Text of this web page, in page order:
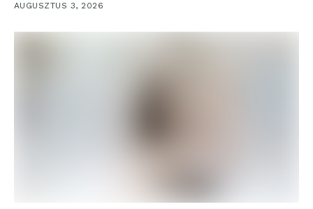
AUGUSZTUS 3, 2026